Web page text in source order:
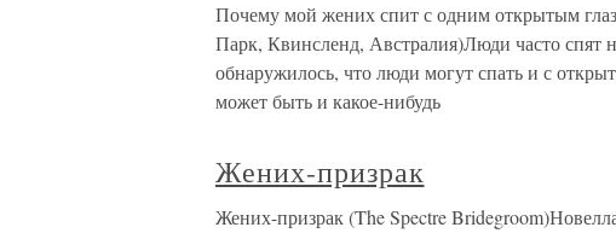
Почему мой жених спит с одним открытым
Парк, Квинсленд, Австралия)Люди часто спят
обнаружилось, что люди могут спать и с
может быть и какое-нибудь
Жених-призрак
Жених-призрак (The Spectre